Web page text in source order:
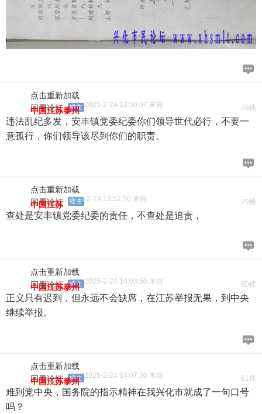
点击重新加载
78楼
回看论坛 楼主 2025-2-24 13:50:07 来自
中国江苏泰州
违法乱纪多发，安丰镇党委纪委你们领导世代必行，不要一
意孤行，你们领导该尽到你们的职责。
点击重新加载
79楼
回看论坛 楼主
2025-2-24 13:52:50 来自
中国江苏
查处是安丰镇党委纪委的责任，不查处是追责，
点击重新加载
80楼
回看论坛 楼主 2025-2-24 14:03:50 来自
中国江苏泰州
正义只有迟到，但永远不会缺席，在江苏举报无果，到中央
继续举报。
点击重新加载
81楼
回看论坛 楼主 2025-2-24 14:07:30 来自
中国江苏泰州
难到党中央，国务院的指示精神在我兴化市就成了一句口号
吗？